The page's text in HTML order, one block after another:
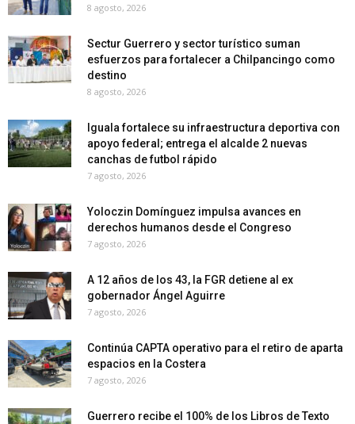
8 agosto, 2026
Sectur Guerrero y sector turístico suman
esfuerzos para fortalecer a Chilpancingo como
destino
8 agosto, 2026
Iguala fortalece su infraestructura deportiva con
apoyo federal; entrega el alcalde 2 nuevas
canchas de futbol rápido
7 agosto, 2026
Yoloczin Domínguez impulsa avances en
derechos humanos desde el Congreso
7 agosto, 2026
A 12 años de los 43, la FGR detiene al ex
gobernador Ángel Aguirre
7 agosto, 2026
Continúa CAPTA operativo para el retiro de aparta
espacios en la Costera
7 agosto, 2026
Guerrero recibe el 100% de los Libros de Texto